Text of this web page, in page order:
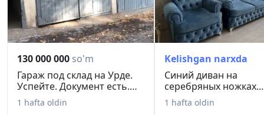
130 000 000 so'm
Гараж под склад на Урде.
Успейте. Документ есть.
M...
1 hafta oldin
Kelishgan narxda
Синий диван на
серебряных ножках.
Стильно. Всё за ...
1 hafta oldin